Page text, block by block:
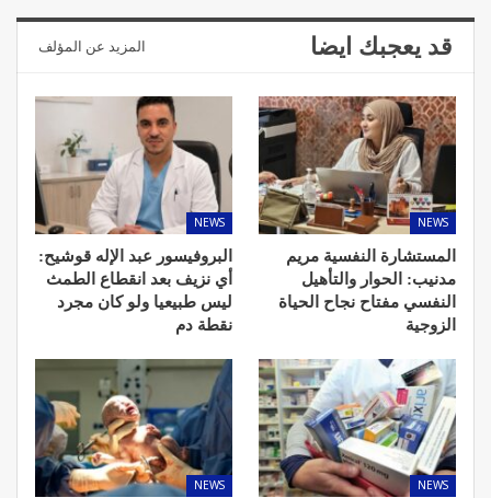
قد يعجبك ايضا المزيد عن المؤلف
NEWS
المستشارة النفسية مريم
مدنيب: الحوار والتأهيل
النفسي مفتاح نجاح الحياة
الزوجية
NEWS
البروفيسور عبد الإله قوشيح:
أي نزيف بعد انقطاع الطمث
ليس طبيعيا ولو كان مجرد
نقطة دم
NEWS
NEWS